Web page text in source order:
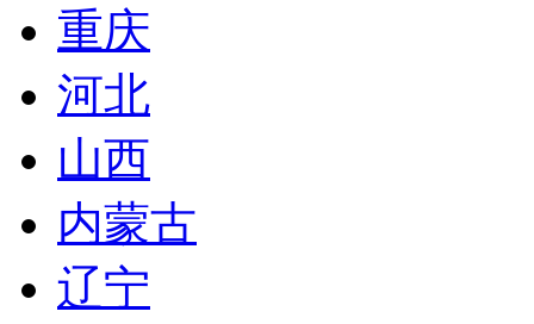
重庆
河北
山西
内蒙古
辽宁